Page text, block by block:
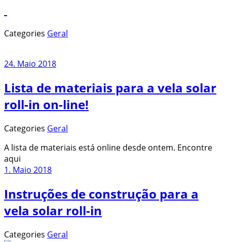
Categories Geral
24. Maio 2018
Lista de materiais para a vela solar
roll-in on-line!
Categories Geral
A lista de materiais está online desde ontem. Encontre
aqui
1. Maio 2018
Instruções de construção para a
vela solar roll-in
Categories Geral